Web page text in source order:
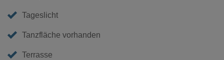
Tageslicht
Tanzfläche vorhanden
Terrasse